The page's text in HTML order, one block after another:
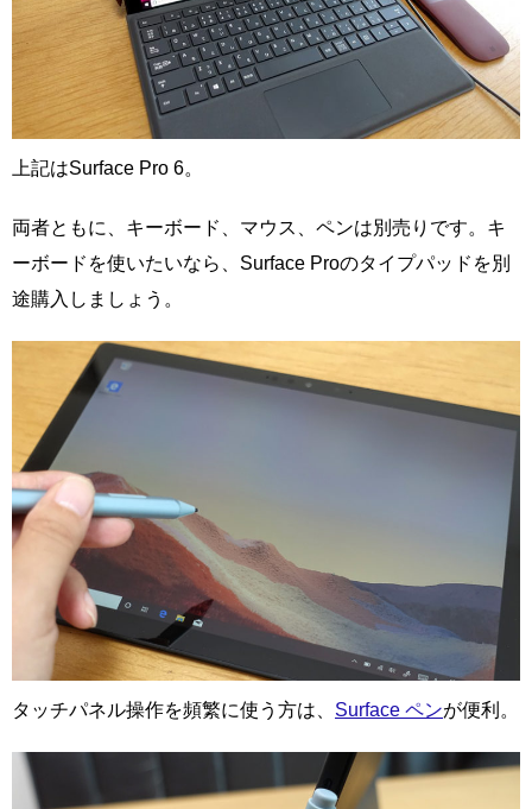
上記はSurface Pro 6。
両者ともに、キーボード、マウス、ペンは別売りです。キ
ーボードを使いたいなら、Surface Proのタイプパッドを別
途購入しましょう。
タッチパネル操作を頻繁に使う方は、 Surface ペンが便利。